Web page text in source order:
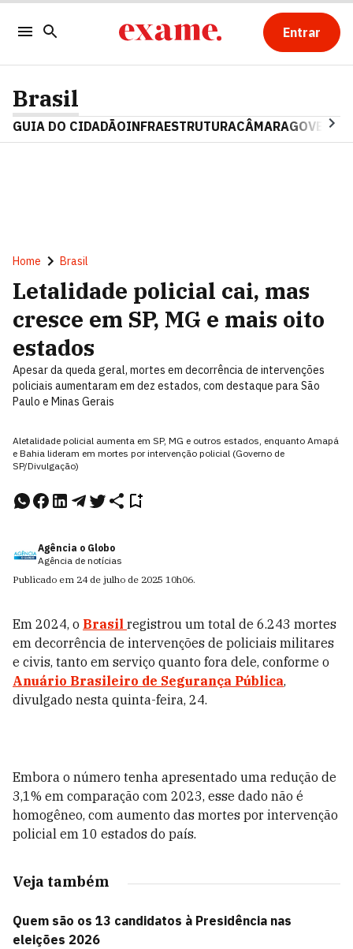
Entrar
Brasil
GUIA DO CIDADÃOINFRAESTRUTURACÂMARAGOVERNO
Home Brasil
Letalidade policial cai, mas
cresce em SP, MG e mais oito
estados
Apesar da queda geral, mortes em decorrência de intervenções
policiais aumentaram em dez estados, com destaque para São
Paulo e Minas Gerais
Aletalidade policial aumenta em SP, MG e outros estados, enquanto Amapá
e Bahia lideram em mortes por intervenção policial (Governo de
SP/Divulgação)
Agência o Globo
Agência de notícias
Publicado em 24 de julho de 2025 10h06.
Em 2024, o Brasil registrou um total de 6.243 mortes
em decorrência de intervenções de policiais militares
e civis, tanto em serviço quanto fora dele, conforme o
Anuário Brasileiro de Segurança Pública,
divulgado nesta quinta-feira, 24.
Embora o número tenha apresentado uma redução de
3,1% em comparação com 2023, esse dado não é
homogêneo, com aumento das mortes por intervenção
policial em 10 estados do país.
Veja também
Quem são os 13 candidatos à Presidência nas
eleições 2026